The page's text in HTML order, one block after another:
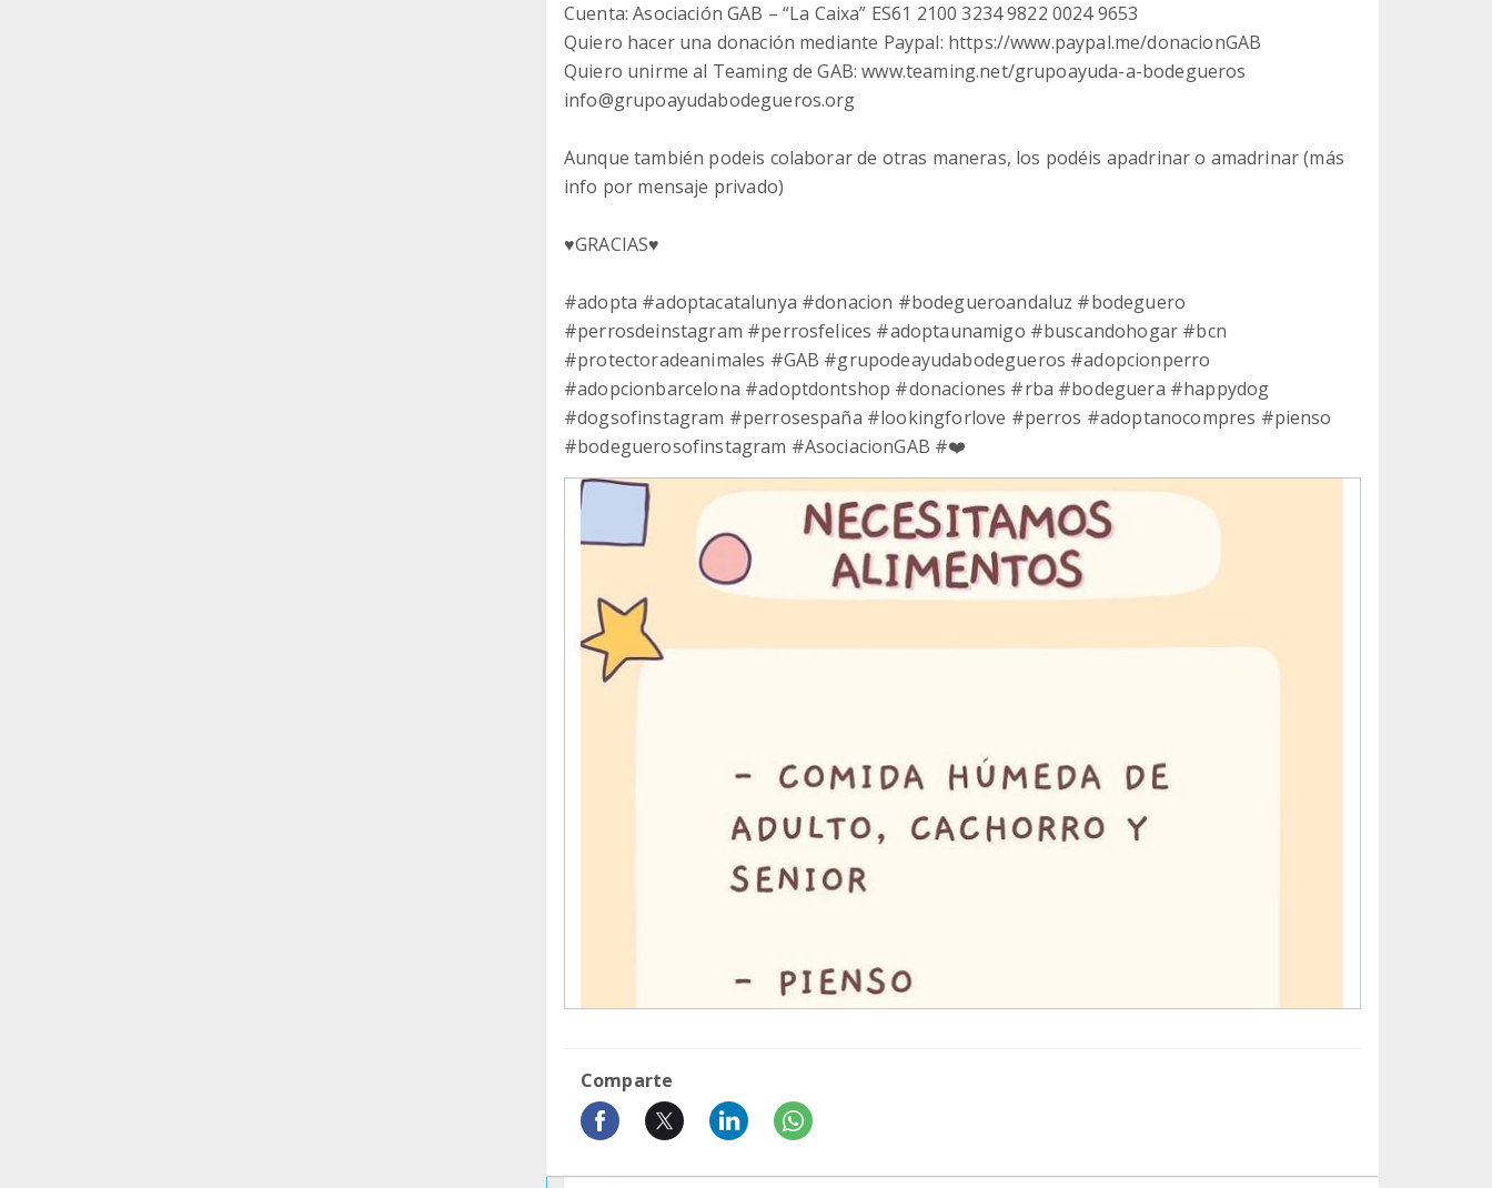
Cuenta: Asociación GAB – “La Caixa” ES61 2100 3234 9822 0024 9653
Quiero hacer una donación mediante Paypal: https://www.paypal.me/donacionGAB
Quiero unirme al Teaming de GAB: www.teaming.net/grupoayuda-a-bodegueros
info@grupoayudabodegueros.org
Aunque también podeis colaborar de otras maneras, los podéis apadrinar o amadrinar (más
info por mensaje privado)
♥️GRACIAS♥️
#adopta #adoptacatalunya #donacion #bodegueroandaluz #bodeguero
#perrosdeinstagram #perrosfelices #adoptaunamigo #buscandohogar #bcn
#protectoradeanimales #GAB #grupodeayudabodegueros #adopcionperro
#adopcionbarcelona #adoptdontshop #donaciones #rba #bodeguera #happydog
#dogsofinstagram #perrosespaña #lookingforlove #perros #adoptanocompres #pienso
#bodeguerosofinstagram #AsociacionGAB #❤️
Comparte